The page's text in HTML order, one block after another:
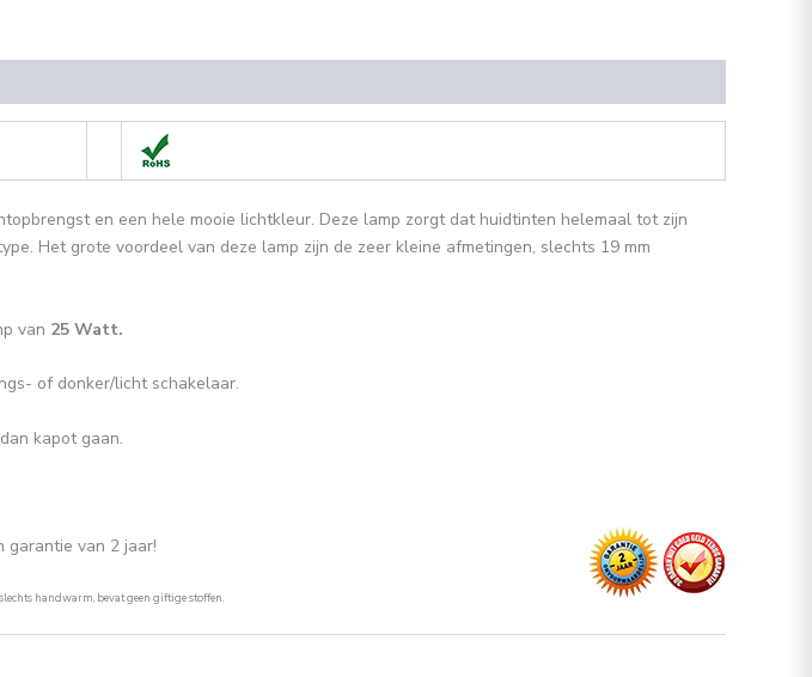
en een hele mooie lichtkleur. Deze lamp zorgt dat huidtinten helemaal tot zijn
Het grote voordeel van deze lamp zijn de zeer kleine afmetingen, slechts 19 mm
van 25 Watt.
of donker/licht schakelaar.
kapot gaan.
garantie van 2 jaar!
handwarm, bevat geen giftige stoffen.